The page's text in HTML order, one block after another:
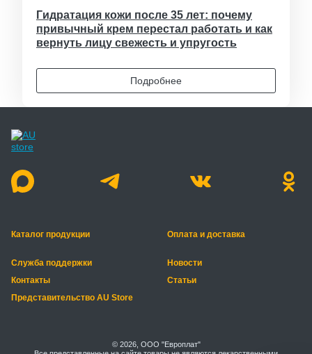
Гидратация кожи после 35 лет: почему
привычный крем перестал работать и как
вернуть лицу свежесть и упругость
Подробнее
Каталог продукции Оплата и доставка
Служба поддержки
Новости
Контакты
Статьи
Представительство AU Store
© 2026, ООО "Европлат"